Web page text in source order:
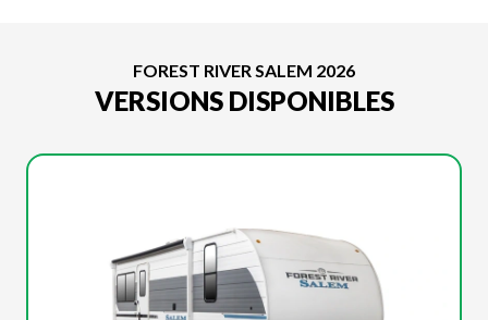
FOREST RIVER SALEM 2026
VERSIONS DISPONIBLES